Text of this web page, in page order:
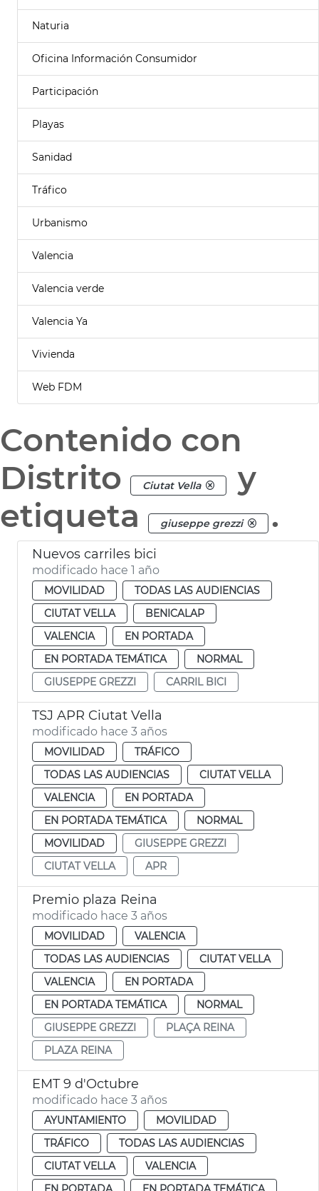
Naturia
Oficina Información Consumidor
Participación
Playas
Sanidad
Tráfico
Urbanismo
Valencia
Valencia verde
Valencia Ya
Vivienda
Web FDM
Contenido con
Distrito
Ciutat Vella
y
etiqueta
giuseppe grezzi .
Nuevos carriles bici
modificado hace 1 año
MOVILIDAD
TODAS LAS AUDIENCIAS
CIUTAT VELLA
BENICALAP
VALENCIA
EN PORTADA
EN PORTADA TEMÁTICA
NORMAL
GIUSEPPE GREZZI
CARRIL BICI
TSJ APR Ciutat Vella
modificado hace 3 años
MOVILIDAD
TRÁFICO
TODAS LAS AUDIENCIAS
CIUTAT VELLA
VALENCIA
EN PORTADA
EN PORTADA TEMÁTICA
NORMAL
MOVILIDAD
GIUSEPPE GREZZI
CIUTAT VELLA
APR
Premio plaza Reina
modificado hace 3 años
MOVILIDAD
VALENCIA
TODAS LAS AUDIENCIAS
CIUTAT VELLA
VALENCIA
EN PORTADA
EN PORTADA TEMÁTICA
NORMAL
GIUSEPPE GREZZI
PLAÇA REINA
PLAZA REINA
EMT 9 d'Octubre
modificado hace 3 años
AYUNTAMIENTO
MOVILIDAD
TRÁFICO
TODAS LAS AUDIENCIAS
CIUTAT VELLA
VALENCIA